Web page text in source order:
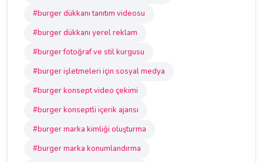
#burger dükkanı tanıtım videosu
#burger dükkanı yerel reklam
#burger fotoğraf ve stil kurgusu
#burger işletmeleri için sosyal medya
#burger konsept video çekimi
#burger konseptli içerik ajansı
#burger marka kimliği oluşturma
#burger marka konumlandırma